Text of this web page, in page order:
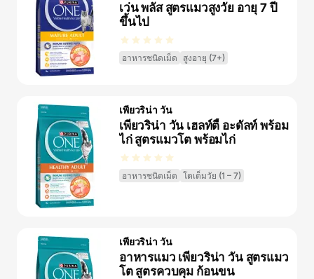
เว่น พลัส สูตรแมวสูงวัย อายุ 7 ปี
ขึ้นไป
อาหารชนิดเม็ด สูงอายุ (7+)
เพียวริน่า วัน
เพียวริน่า วัน เฮลท์ตี้ อะดัลท์ พร้อม
ไก่ สูตรแมวโต พร้อมไก่
อาหารชนิดเม็ด โตเต็มวัย (1 – 7)
เพียวริน่า วัน
อาหารแมว เพียวริน่า วัน สูตรแมว
โต สูตรควบคุม ก้อนขน